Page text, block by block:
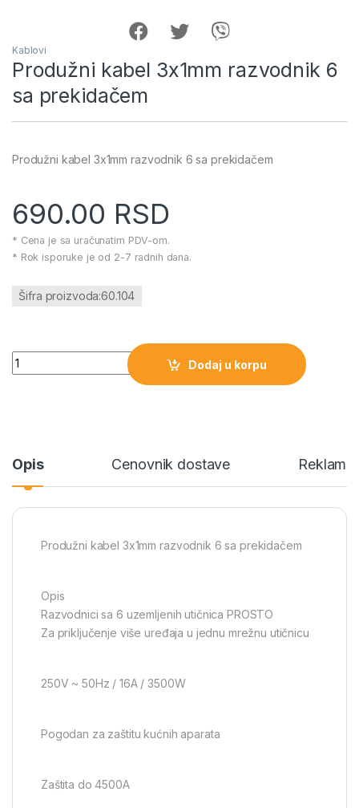
Kablovi
Produžni kabel 3x1mm razvodnik 6
sa prekidačem
Produžni kabel 3x1mm razvodnik 6 sa prekidačem
690.00 RSD
* Cena je sa uračunatim PDV-om.
* Rok isporuke je od 2-7 radnih dana.
Šifra proizvoda:60.104
Produžni kabel 3x1mm razvodnik 6 sa prekidačem količina
Dodaj u korpu
Opis Cenovnik dostave
Produžni kabel 3x1mm razvodnik 6 sa prekidačem
Opis
Razvodnici sa 6 uzemljenih utičnica PROSTO
Za priključenje više uređaja u jednu mrežnu utičnicu
250V ~ 50Hz / 16A / 3500W
Pogodan za zaštitu kućnih aparata
Zaštita do 4500A